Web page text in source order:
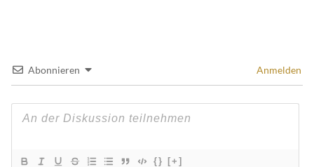
Abonnieren Anmelden
{} [+]